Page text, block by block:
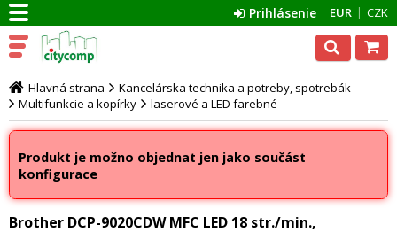
EUR CZK
Prihlásenie
Hlavná strana
Kancelárska technika a potreby, spotrebák
Multifunkcie a kopírky
laserové a LED farebné
Produkt je možno objednat jen jako součást
konfigurace
Brother DCP-9020CDW MFC LED 18 str./min.,